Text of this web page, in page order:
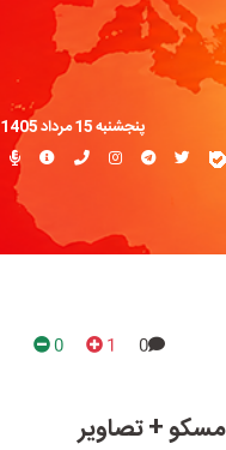
پنجشنبه 15 مرداد 1405
0
1
0
مسکو + تصاویر